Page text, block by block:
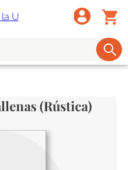
(Rústica)